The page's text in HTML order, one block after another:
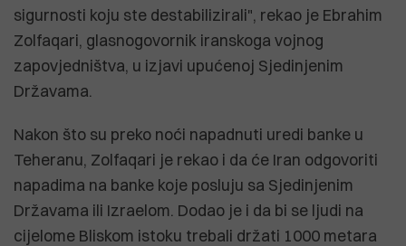
sigurnosti koju ste destabilizirali", rekao je Ebrahim
Zolfaqari, glasnogovornik iranskoga vojnog
zapovjedništva, u izjavi upućenoj Sjedinjenim
Državama.
Nakon što su preko noći napadnuti uredi banke u
Teheranu, Zolfaqari je rekao i da će Iran odgovoriti
napadima na banke koje posluju sa Sjedinjenim
Državama ili Izraelom. Dodao je i da bi se ljudi na
cijelome Bliskom istoku trebali držati 1000 metara